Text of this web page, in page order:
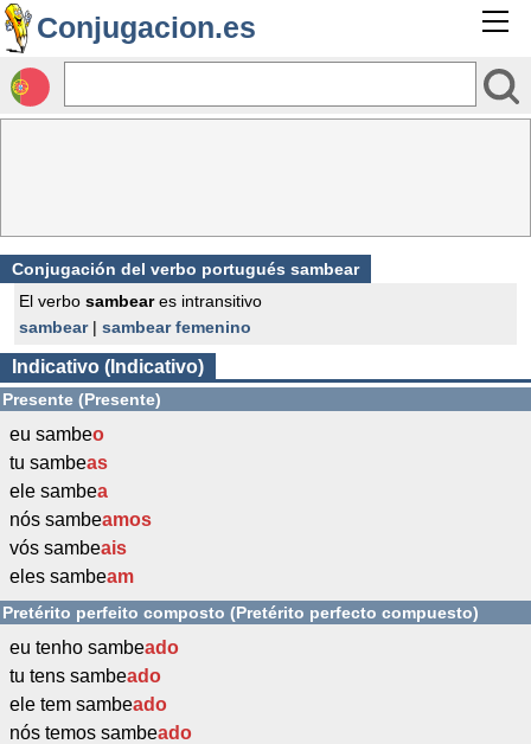
Conjugacion.es
Conjugación del verbo portugués sambear
El verbo sambeares intransitivo
sambear| sambear femenino
Indicativo (Indicativo)
Presente (Presente)
eu sambeo
tu sambeas
ele sambea
nós sambeamos
vós sambeais
eles sambeam
Pretérito perfeito composto (Pretérito perfecto compuesto)
eu tenho sambeado
tu tens sambeado
ele tem sambeado
nós temos sambeado